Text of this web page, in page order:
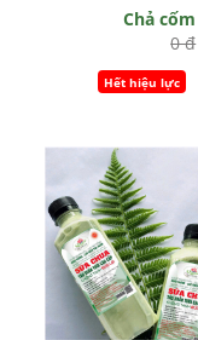
Chả cốm
0 đ
Hết hiệu lực